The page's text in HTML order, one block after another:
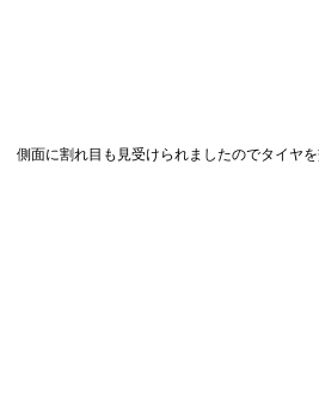
側面に割れ目も見受けられましたのでタイヤを